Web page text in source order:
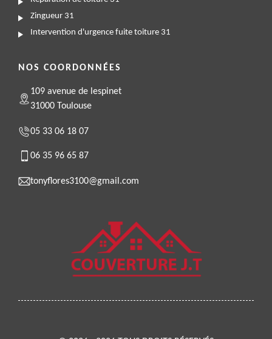
Zingueur 31
Intervention d'urgence fuite toiture 31
NOS COORDONNÉES
109 avenue de lespinet
31000 Toulouse
05 33 06 18 07
06 35 96 65 87
tonyflores3100@gmail.com